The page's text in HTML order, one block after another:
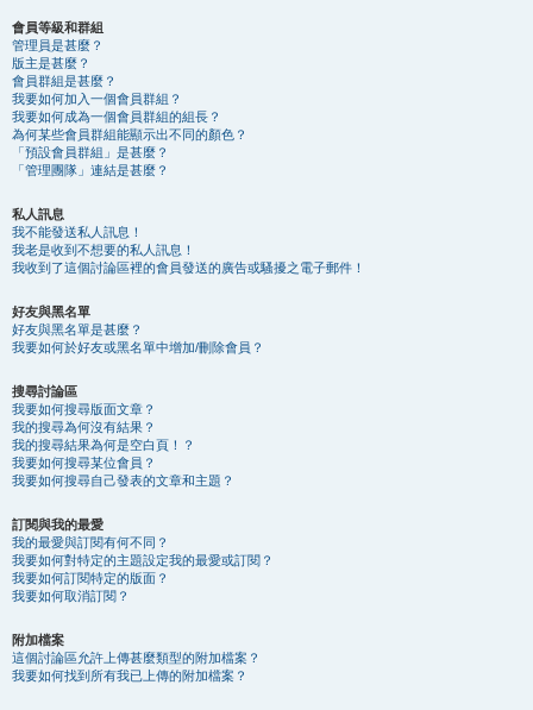
會員等級和群組
管理員是甚麼？
版主是甚麼？
會員群組是甚麼？
我要如何加入一個會員群組？
我要如何成為一個會員群組的組長？
為何某些會員群組能顯示出不同的顏色？
「預設會員群組」是甚麼？
「管理團隊」連結是甚麼？
私人訊息
我不能發送私人訊息！
我老是收到不想要的私人訊息！
我收到了這個討論區裡的會員發送的廣告或騷擾之電子郵件！
好友與黑名單
好友與黑名單是甚麼？
我要如何於好友或黑名單中增加/刪除會員？
搜尋討論區
我要如何搜尋版面文章？
我的搜尋為何沒有結果？
我的搜尋結果為何是空白頁！？
我要如何搜尋某位會員？
我要如何搜尋自己發表的文章和主題？
訂閱與我的最愛
我的最愛與訂閱有何不同？
我要如何對特定的主題設定我的最愛或訂閱？
我要如何訂閱特定的版面？
我要如何取消訂閱？
附加檔案
這個討論區允許上傳甚麼類型的附加檔案？
我要如何找到所有我已上傳的附加檔案？